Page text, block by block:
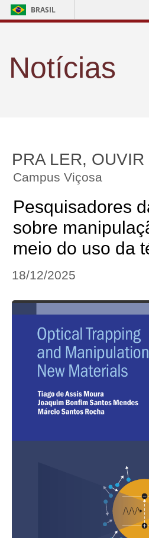
BRASIL
Notícias
PRA LER,
Campus Viçosa
Pesquisadores
sobre
meio do uso da
18/12/2025